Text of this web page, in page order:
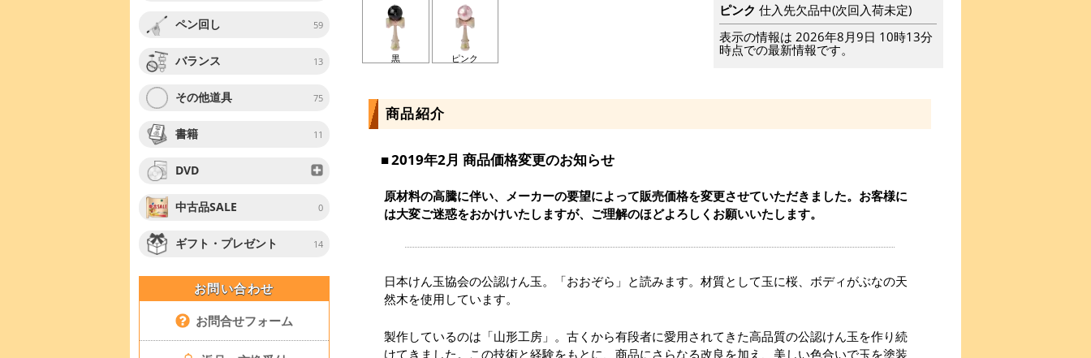
ペン回し 59
バランス 13
その他道具 75
書籍 11
DVD
中古品SALE 0
ギフト・プレゼント 14
お問い合わせ
お問合せフォーム
黒 ピンク
ピンク 仕入先欠品中(次回入荷未定)
表示の情報は 2026年8月9日 10時13分
時点での最新情報です。
商品紹介
2019年2月 商品価格変更のお知らせ
原材料の高騰に伴い、メーカーの要望によって販売価格を変更させていただきました。お客様に
は大変ご迷惑をおかけいたしますが、ご理解のほどよろしくお願いいたします。
日本けん玉協会の公認けん玉。「おおぞら」と読みます。材質として玉に桜、ボディがぶなの天
然木を使用しています。
製作しているのは「山形工房」。古くから有段者に愛用されてきた高品質の公認けん玉を作り続
けてきました。この技術と経験をもとに、商品にさらなる改良を加え、美しい色合いで玉を塗装